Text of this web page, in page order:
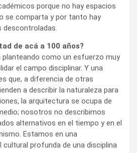
porque no hay espacios
se comparta y por tanto hay
descontroladas.
de acá a 100 años?
planteando como un esfuerzo muy
el campo disciplinar. Y una
que, a diferencia de otras
a describir la naturaleza para
la arquitectura se ocupa de
nosotros no describimos
alternativos en el tiempo y en el
Estamos en una
profunda de una disciplina